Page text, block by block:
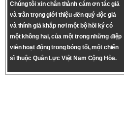
Chúng tôi xin chân thành cám ơn tác giả
và trân trọng giới thiệu đến quý độc giả
và thính giả khắp nơi một bộ hồi ký có
một không hai, của một trong những điệp
viên hoạt động trong bóng tối, một chiến
sĩ thuộc Quân Lực Việt Nam Cộng Hòa.